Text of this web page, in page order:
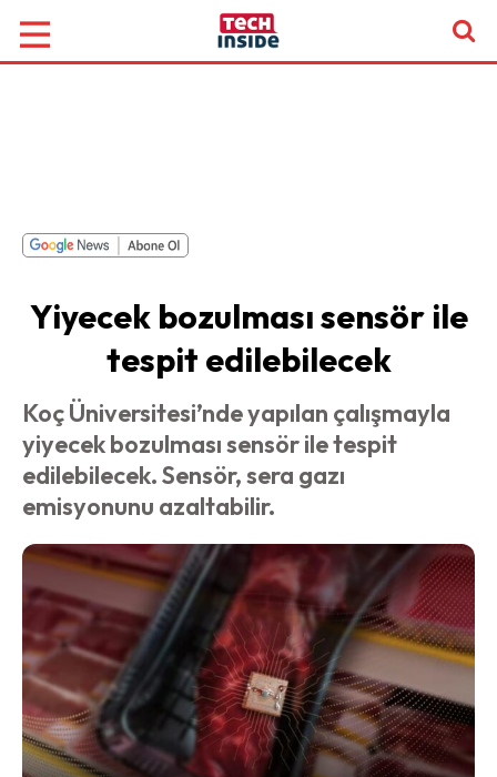
Yiyecek bozulması sensör ile
tespit edilebilecek
Koç Üniversitesi’nde yapılan çalışmayla
yiyecek bozulması sensör ile tespit
edilebilecek. Sensör, sera gazı
emisyonunu azaltabilir.